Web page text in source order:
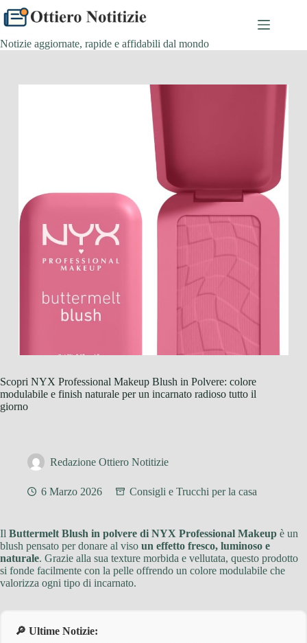
al
contenuto
Notizie aggiornate, rapide e affidabili dal mondo
Scopri NYX Professional Makeup Blush in Polvere: colore
modulabile e finish naturale per un incarnato radioso tutto il
giorno
Redazione Ottiero Notitizie
6 Marzo 2026 Consigli e Trucchi per la casa
Il Buttermelt Blush in polvere di NYX Professional Makeup è un
blush pensato per donare al viso un effetto fresco, luminoso e
naturale. Grazie alla sua texture morbida e vellutata, questo prodotto
si fonde facilmente con la pelle offrendo un colore modulabile che
valorizza ogni tipo di incarnato.
🔎 Ultime Notizie: